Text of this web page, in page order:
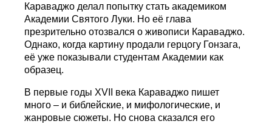
Караваджо делал попытку стать академиком
Академии Святого Луки. Но её глава
презрительно отозвался о живописи Караваджо.
Однако, когда картину продали герцогу Гонзага,
её уже показывали студентам Академии как
образец.
В первые годы XVII века Караваджо пишет
много – и библейские, и мифологические, и
жанровые сюжеты. Но снова сказался его